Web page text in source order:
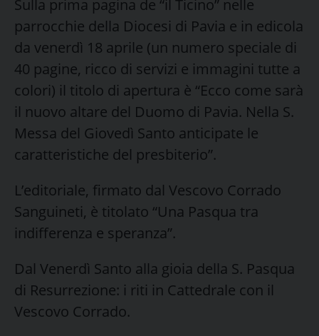
Sulla prima pagina de “il Ticino” nelle
parrocchie della Diocesi di Pavia e in edicola
da venerdì 18 aprile (un numero speciale di
40 pagine, ricco di servizi e immagini tutte a
colori) il titolo di apertura è “Ecco come sarà
il nuovo altare del Duomo di Pavia. Nella S.
Messa del Giovedì Santo anticipate le
caratteristiche del presbiterio”.
L’editoriale, firmato dal Vescovo Corrado
Sanguineti, è titolato “Una Pasqua tra
indifferenza e speranza”.
Dal Venerdì Santo alla gioia della S. Pasqua
di Resurrezione: i riti in Cattedrale con il
Vescovo Corrado.